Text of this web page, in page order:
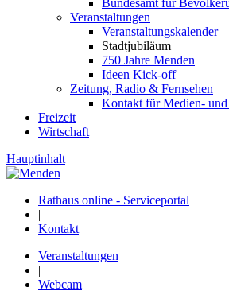
Bundesamt für
Veranstaltungen
Veranstaltungskalender
Stadtjubiläum
750 Jahre Menden
Ideen Kick-off
Zeitung, Radio & Fernsehen
Kontakt für Medien- und
Freizeit
Wirtschaft
Hauptinhalt
Rathaus online - Serviceportal
|
Kontakt
Veranstaltungen
|
Webcam